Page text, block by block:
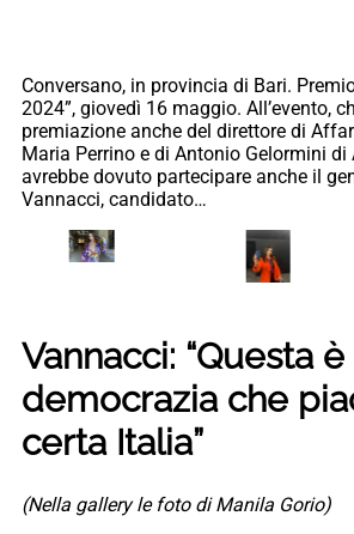
Conversano, in provincia di Bari.
2024”, giovedì 16 maggio. All’evento,
premiazione anche del direttore di
Maria Perrino e di Antonio Gelormini
avrebbe dovuto partecipare anche il
Vannacci, candidato…
Vannacci: “Questa è
democrazia che
certa Italia”
(Nella gallery le foto di Manila Gorio)